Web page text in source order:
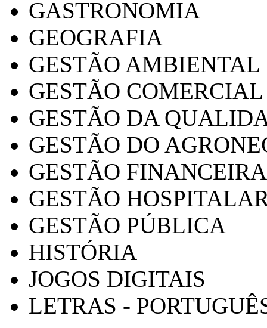
GASTRONOMIA
GEOGRAFIA
GESTÃO AMBIENTAL
GESTÃO COMERCIAL
GESTÃO DA
GESTÃO DO
GESTÃO FINANCEIRA
GESTÃO
GESTÃO PÚBLICA
HISTÓRIA
JOGOS DIGITAIS
LETRAS -